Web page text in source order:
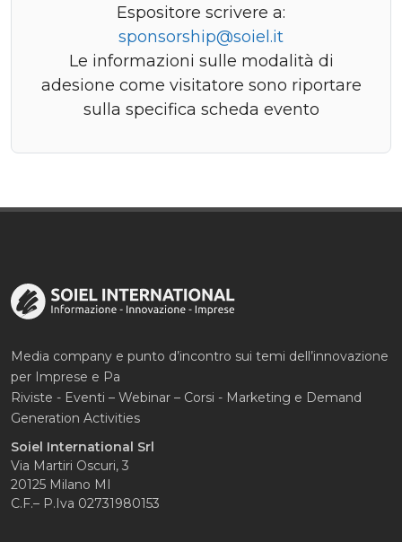
Espositore scrivere a:
sponsorship@soiel.it
Le informazioni sulle modalità di
adesione come visitatore sono riportare
sulla specifica scheda evento
Media company e punto d’incontro sui temi dell’innovazione
per Imprese e Pa
Riviste - Eventi – Webinar – Corsi - Marketing e Demand
Generation Activities
Soiel International Srl
Via Martiri Oscuri, 3
20125 Milano MI
C.F.– P.Iva 02731980153